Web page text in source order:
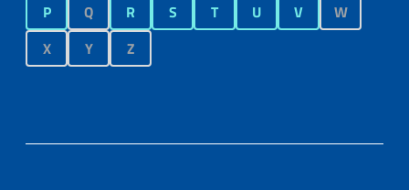
P
Q R S T U V
W
X
Y Z